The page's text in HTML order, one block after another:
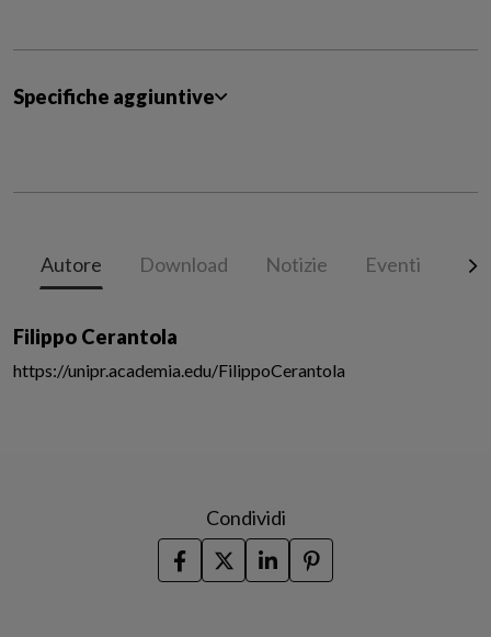
Specifiche aggiuntive
Autore Download Notizie Eventi
Filippo Cerantola
https://unipr.academia.edu/FilippoCerantola
Condividi